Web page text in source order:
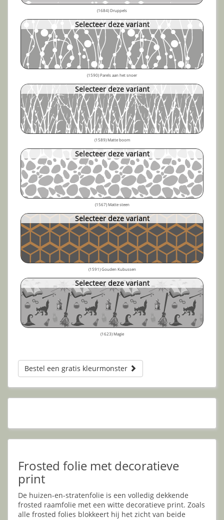
(1684) Druppels
Selecteer deze variant
(1590) Parels aan het snoer
Selecteer deze variant
(1589) Matte boom
Selecteer deze variant
(1567) Matte steen
Selecteer deze variant
(1591) Gouden Kubussen
Selecteer deze variant
(1623) Magie
Bestel een gratis kleurmonster
Frosted folie met decoratieve
print
De huizen-en-stratenfolie is een volledig dekkende
frosted raamfolie met een witte decoratieve print. Zoals
alle frosted folies blokkeert hij het zicht van beide